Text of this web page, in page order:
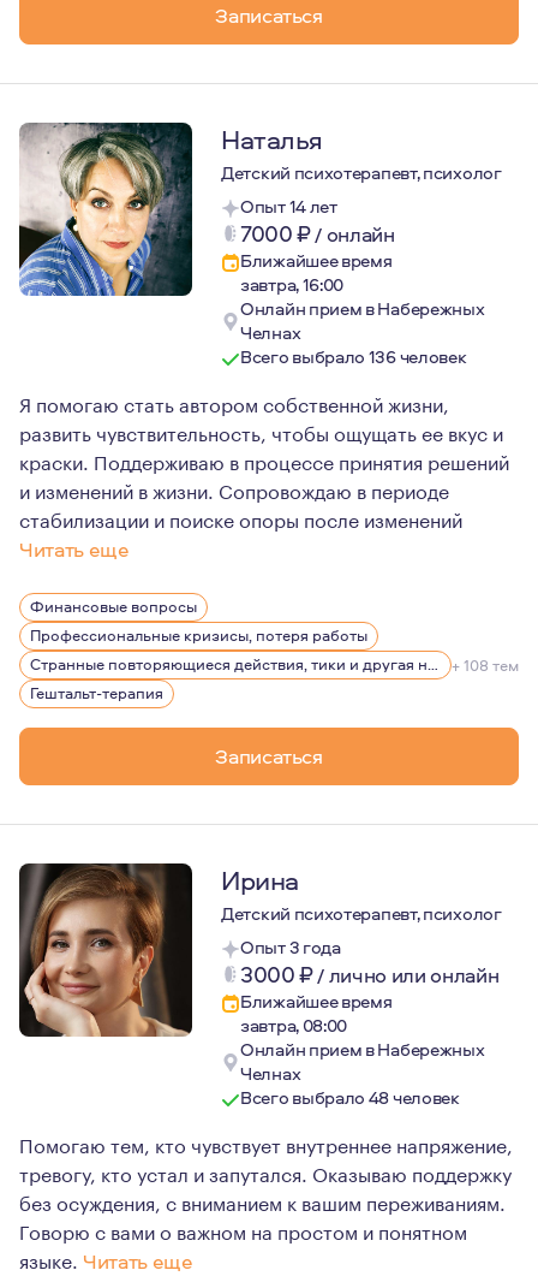
Записаться
Наталья
Детский психотерапевт, психолог
Опыт 14 лет
7000₽/ онлайн
Ближайшее время
завтра, 16:00
Онлайн прием в Набережных
Челнах
Всего выбрало 136 человек
Я помогаю стать автором собственной жизни,
развить чувствительность, чтобы ощущать ее вкус и
краски. Поддерживаю в процессе принятия решений
и изменений в жизни. Сопровождаю в периоде
стабилизации и поиске опоры после изменений
Читать еще
На мой взгляд, терапия - это прежде всего
Ведущей по жизни эмоцией для меня является
Родилась в семье медиков. Естественно, мечтала
На протяжении 20 лет работала руководителем
Я замужем, есть взрослая дочь. Есть друзья,
Финансовые вопросы
Профессиональные кризисы, потеря работы
Странные повторяющиеся действия, тики и другая нервная симптоматика
+ 108 тем
Гештальт-терапия
Записаться
Ирина
Детский психотерапевт, психолог
Опыт 3 года
3000₽/лично или онлайн
Ближайшее время
завтра, 08:00
Онлайн прием в Набережных
Челнах
Всего выбрало 48 человек
Помогаю тем, кто чувствует внутреннее напряжение,
тревогу, кто устал и запутался. Оказываю поддержку
без осуждения, с вниманием к вашим переживаниям.
Говорю с вами о важном на простом и понятном
языке. Читать еще